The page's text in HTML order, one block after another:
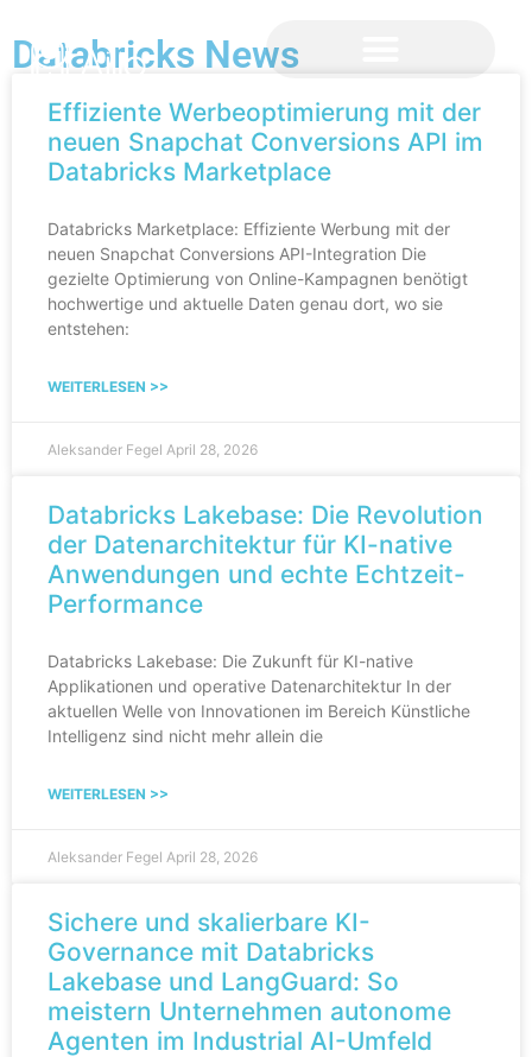
Databricks News
Effiziente Werbeoptimierung mit der
neuen Snapchat Conversions API im
Databricks Marketplace
Databricks Marketplace: Effiziente Werbung mit der
neuen Snapchat Conversions API-Integration Die
gezielte Optimierung von Online-Kampagnen benötigt
hochwertige und aktuelle Daten genau dort, wo sie
entstehen:
WEITERLESEN >>
Aleksander Fegel April 28, 2026
Databricks Lakebase: Die Revolution
der Datenarchitektur für KI-native
Anwendungen und echte Echtzeit-
Performance
Databricks Lakebase: Die Zukunft für KI-native
Applikationen und operative Datenarchitektur In der
aktuellen Welle von Innovationen im Bereich Künstliche
Intelligenz sind nicht mehr allein die
WEITERLESEN >>
Aleksander Fegel April 28, 2026
Sichere und skalierbare KI-
Governance mit Databricks
Lakebase und LangGuard: So
meistern Unternehmen autonome
Agenten im Industrial AI-Umfeld